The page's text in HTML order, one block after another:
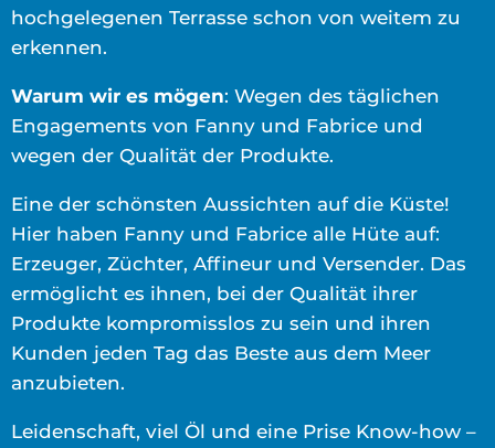
hochgelegenen Terrasse schon von weitem zu
erkennen.
Warum wir es mögen: Wegen des täglichen
Engagements von Fanny und Fabrice und
wegen der Qualität der Produkte.
Eine der schönsten Aussichten auf die Küste!
Hier haben Fanny und Fabrice alle Hüte auf:
Erzeuger, Züchter, Affineur und Versender. Das
ermöglicht es ihnen, bei der Qualität ihrer
Produkte kompromisslos zu sein und ihren
Kunden jeden Tag das Beste aus dem Meer
anzubieten.
Leidenschaft, viel Öl und eine Prise Know-how –